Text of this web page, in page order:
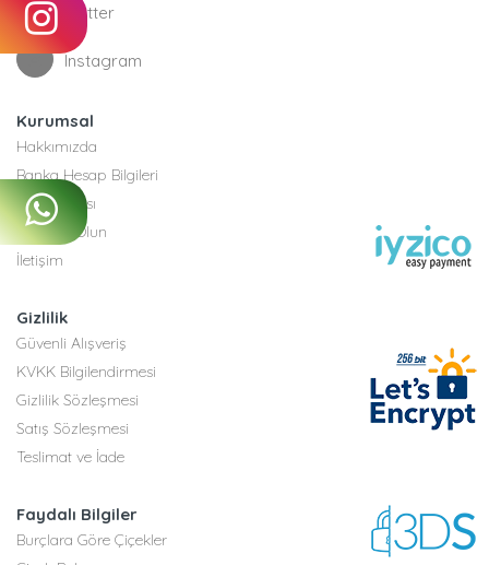
Twitter
Instagram
Kurumsal
Hakkımızda
Banka Hesap Bilgileri
Site Haritası
Bayimiz Olun
İletişim
Gizlilik
Güvenli Alışveriş
KVKK Bilgilendirmesi
Gizlilik Sözleşmesi
Satış Sözleşmesi
Teslimat ve İade
Faydalı Bilgiler
Burçlara Göre Çiçekler